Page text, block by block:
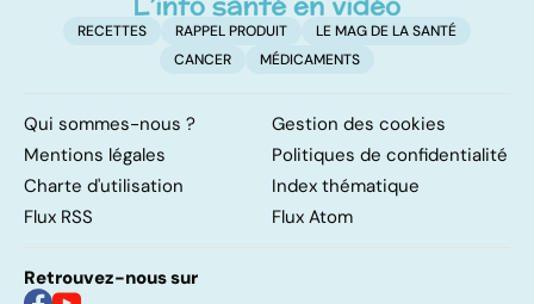
RECETTES RAPPEL PRODUIT
LE MAG DE LA SANTÉ
CANCER
MÉDICAMENTS
Qui sommes-nous ?
Gestion des cookies
Mentions légales
Politiques de confidentialité
Charte d'utilisation
Index thématique
Flux RSS
Flux Atom
Retrouvez-nous sur